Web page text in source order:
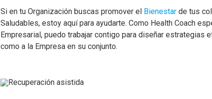
Si en tu Organización buscas promover el Bienestarde tus
Saludables, estoy aquí para ayudarte. Como Health Coach
Empresarial, puedo trabajar contigo para diseñar estrategias
como a la Empresa en su conjunto.​